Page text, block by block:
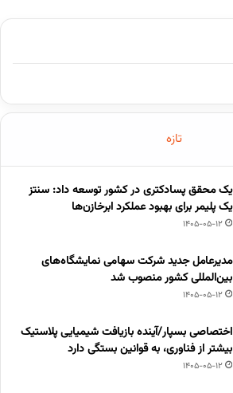
تازه
یک محقق پسادکتری در کشور توسعه داد: سنتز
یک پلیمر برای بهبود عملکرد ابرخازن‌ها
1405-05-12
مدیرعامل جدید شرکت سهامی نمایشگاه‌های
بین‌المللی کشور منصوب شد
1405-05-12
اختصاصی بسپار/آینده بازیافت شیمیایی پلاستیک
بیشتر از فناوری، به قوانین بستگی دارد
1405-05-12